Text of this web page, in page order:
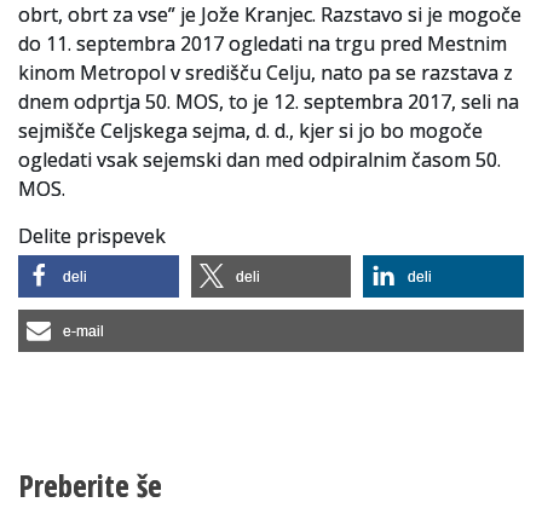
obrt, obrt za vse” je Jože Kranjec. Razstavo si je mogoče
do 11. septembra 2017 ogledati na trgu pred Mestnim
kinom Metropol v središču Celju, nato pa se razstava z
dnem odprtja 50. MOS, to je 12. septembra 2017, seli na
sejmišče Celjskega sejma, d. d., kjer si jo bo mogoče
ogledati vsak sejemski dan med odpiralnim časom 50.
MOS.
Delite prispevek
deli deli deli
e-mail
Preberite še